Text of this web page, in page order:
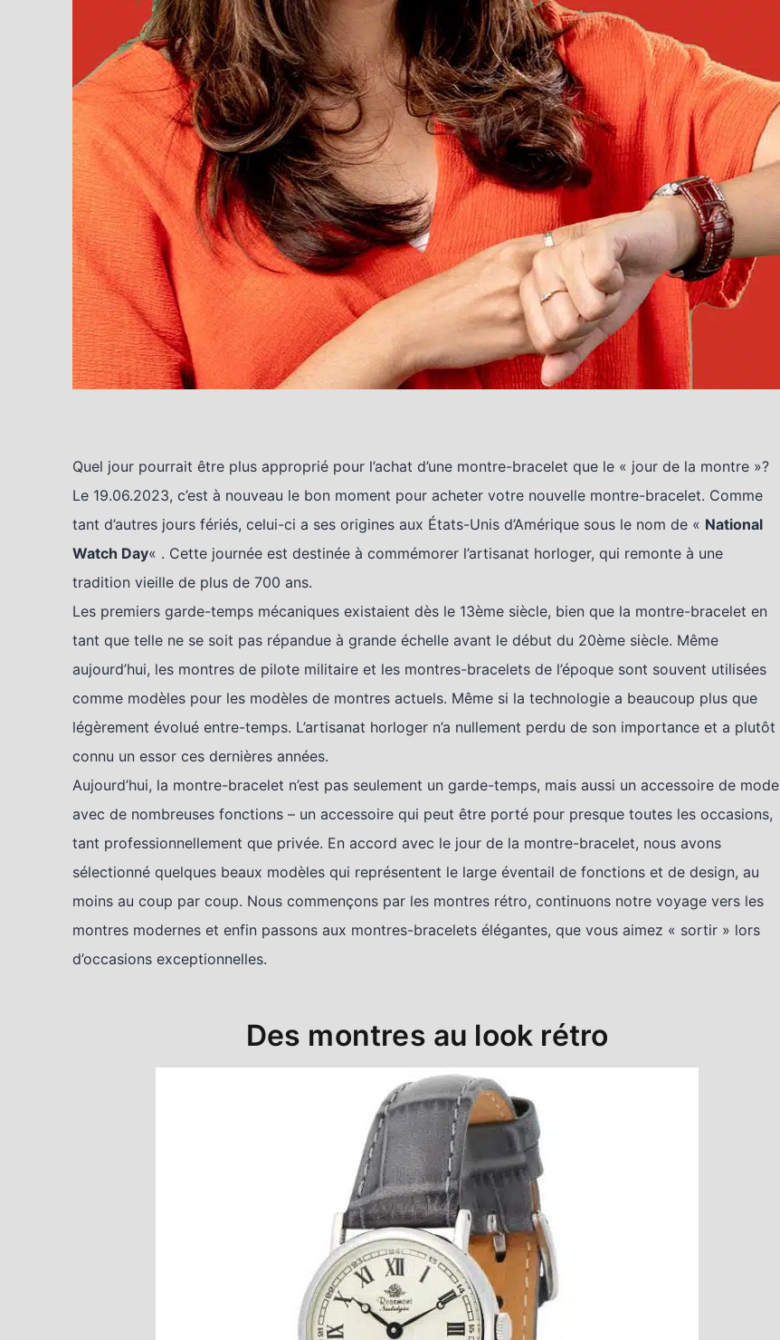
Quel jour pourrait être plus approprié pour l’achat d’une montre-bracelet que le « jour de la montre »?
Le 19.06.2023, c’est à nouveau le bon moment pour acheter votre nouvelle montre-bracelet. Comme
tant d’autres jours fériés, celui-ci a ses origines aux États-Unis d’Amérique sous le nom de « National
Watch Day« . Cette journée est destinée à commémorer l’artisanat horloger, qui remonte à une
tradition vieille de plus de 700 ans.
Les premiers garde-temps mécaniques existaient dès le 13ème siècle, bien que la montre-bracelet en
tant que telle ne se soit pas répandue à grande échelle avant le début du 20ème siècle. Même
aujourd’hui, les montres de pilote militaire et les montres-bracelets de l’époque sont souvent utilisées
comme modèles pour les modèles de montres actuels. Même si la technologie a beaucoup plus que
légèrement évolué entre-temps. L’artisanat horloger n’a nullement perdu de son importance et a plutôt
connu un essor ces dernières années.
Aujourd’hui, la montre-bracelet n’est pas seulement un garde-temps, mais aussi un accessoire de mode
avec de nombreuses fonctions – un accessoire qui peut être porté pour presque toutes les occasions,
tant professionnellement que privée. En accord avec le jour de la montre-bracelet, nous avons
sélectionné quelques beaux modèles qui représentent le large éventail de fonctions et de design, au
moins au coup par coup. Nous commençons par les montres rétro, continuons notre voyage vers les
montres modernes et enfin passons aux montres-bracelets élégantes, que vous aimez « sortir » lors
d’occasions exceptionnelles.
Des montres au look rétro